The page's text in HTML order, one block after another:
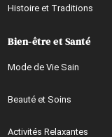
Histoire et Traditions
Bien-être et Santé
Mode de Vie Sain
Beauté et Soins
Activités Relaxantes